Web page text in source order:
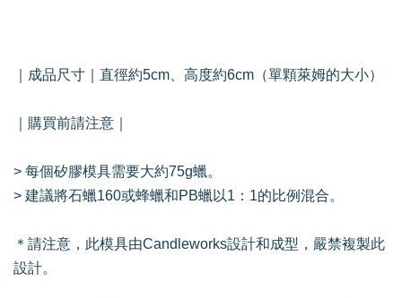
｜成品尺寸｜直徑約5cm、高度約6cm（單顆萊姆的大小）
｜購買前請注意｜
> 每個矽膠模具需要大約75g蠟。
> 建議將石蠟160或蜂蠟和PB蠟以1：1的比例混合。
＊請注意，此模具由Candleworks設計和成型，嚴禁複製此
設計。